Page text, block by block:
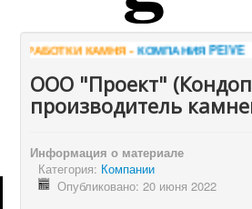
КОМПАНИЯ PEIVE*** ТК ГОРИЗОНТ -
ООО "Проект"
производитель
Информация о материале
Категория: Компании
Опубликовано: 20 июня 2022